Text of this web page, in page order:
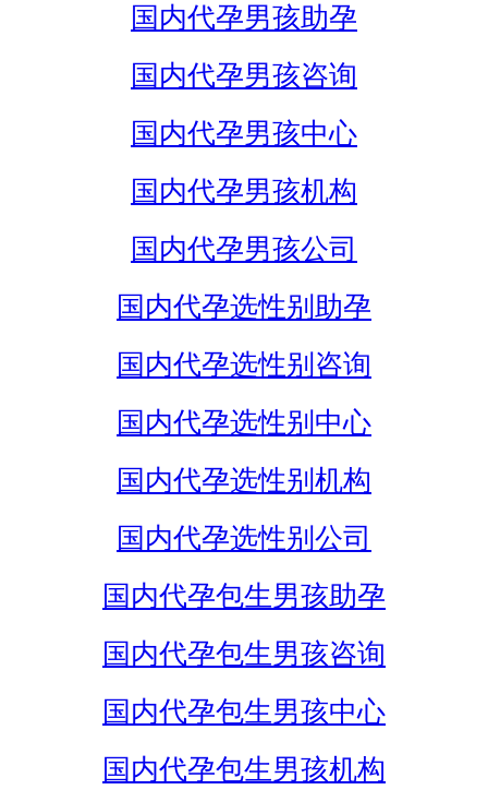
国内代孕男孩助孕
国内代孕男孩咨询
国内代孕男孩中心
国内代孕男孩机构
国内代孕男孩公司
国内代孕选性别助孕
国内代孕选性别咨询
国内代孕选性别中心
国内代孕选性别机构
国内代孕选性别公司
国内代孕包生男孩助孕
国内代孕包生男孩咨询
国内代孕包生男孩中心
国内代孕包生男孩机构